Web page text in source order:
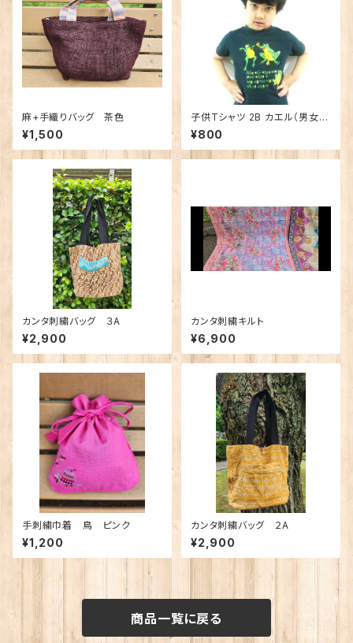
麻+手織りバッグ 茶色
¥1,500
子供Tシャツ 2B カエル（男女兼
用）
¥800
カンタ刺繍バッグ ３A
¥2,900
カンタ刺繍キルト
¥6,900
手刺繍巾着 鳥 ピンク
¥1,200
カンタ刺繍バッグ ２A
¥2,900
商品一覧に戻る